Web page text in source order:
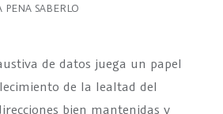
PENA SABERLO
de datos juega un papel
de la lealtad del
bien mantenidas y